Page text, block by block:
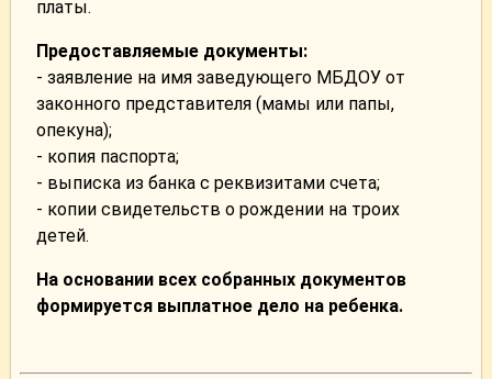
платы.
Предоставляемые документы:
- заявление на имя заведующего МБДОУ от
законного представителя (мамы или папы,
опекуна);
- копия паспорта;
- выписка из банка с реквизитами счета;
- копии свидетельств о рождении на троих
детей.
На основании всех собранных документов
формируется выплатное дело на ребенка.